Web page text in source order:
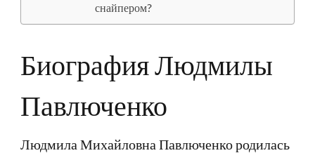
снайпером?
Биография Людмилы
Павлюченко
Людмила Михайловна Павлюченко родилась